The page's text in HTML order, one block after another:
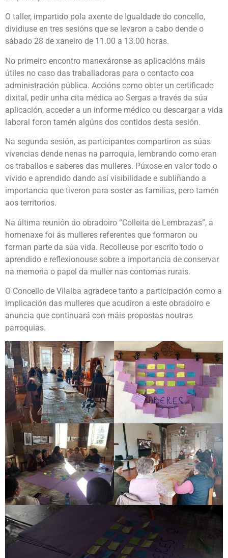
O taller, impartido pola axente de Igualdade do concello,
dividiuse en tres sesións que se levaron a cabo dende o
sábado 28 de xaneiro de 11.00 a 13.00 horas.
No primeiro encontro manexáronse as aplicacións máis
útiles no caso das traballadoras para o contacto coa
administración pública. Accións como obter un certificado
dixital, pedir unha cita médica ao Sergas a través da súa
aplicación, acceder a un informe médico ou descargar a vida
laboral foron tamén algúns dos contidos desta sesión.
Na segunda sesión, as participantes compartiron as súas
vivencias dende nenas na parroquia, lembrando como eran
os traballos e saberes das mulleres. Púxose en valor todo o
vivido e aprendido dando así visibilidade e subliñando a
importancia que tiveron para soster as familias, pero tamén
aos territorios.
Na última reunión do obradoiro “Colleita de Lembrazas”, a
homenaxe foi ás mulleres referentes que formaron ou
forman parte da súa vida. Recolleuse por escrito todo o
aprendido e reflexionouse sobre a importancia de conservar
na memoria o papel da muller nas contornas rurais.
O Concello de Vilalba agradece tanto a participación como a
implicación das mulleres que acudiron a este obradoiro e
anuncia que continuará con máis propostas noutras
parroquias.